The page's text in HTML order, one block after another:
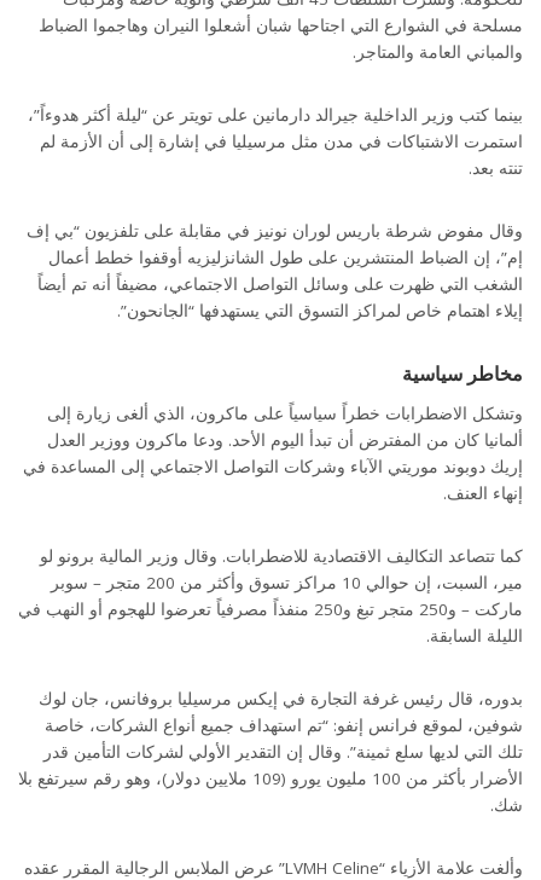
مسلحة في الشوارع التي اجتاحها شبان أشعلوا النيران وهاجموا الضباط
والمباني العامة والمتاجر.
بينما كتب وزير الداخلية جيرالد دارمانين على تويتر عن “ليلة أكثر هدوءاً”،
استمرت الاشتباكات في مدن مثل مرسيليا في إشارة إلى أن الأزمة لم
تنته بعد.
وقال مفوض شرطة باريس لوران نونيز في مقابلة على تلفزيون “بي إف
إم”، إن الضباط المنتشرين على طول الشانزليزيه أوقفوا خطط أعمال
الشغب التي ظهرت على وسائل التواصل الاجتماعي، مضيفاً أنه تم أيضاً
إيلاء اهتمام خاص لمراكز التسوق التي يستهدفها “الجانحون”.
مخاطر سياسية
وتشكل الاضطرابات خطراً سياسياً على ماكرون، الذي ألغى زيارة إلى
ألمانيا كان من المفترض أن تبدأ اليوم الأحد. ودعا ماكرون ووزير العدل
إريك دوبوند موريتي الآباء وشركات التواصل الاجتماعي إلى المساعدة في
إنهاء العنف.
كما تتصاعد التكاليف الاقتصادية للاضطرابات. وقال وزير المالية برونو لو
مير، السبت، إن حوالي 10 مراكز تسوق وأكثر من 200 متجر – سوبر
ماركت – و250 متجر تبغ و250 منفذاً مصرفياً تعرضوا للهجوم أو النهب في
الليلة السابقة.
بدوره، قال رئيس غرفة التجارة في إيكس مرسيليا بروفانس، جان لوك
شوفين، لموقع فرانس إنفو: “تم استهداف جميع أنواع الشركات، خاصة
تلك التي لديها سلع ثمينة”. وقال إن التقدير الأولي لشركات التأمين قدر
الأضرار بأكثر من 100 مليون يورو (109 ملايين دولار)، وهو رقم سيرتفع بلا
شك.
وألغت علامة الأزياء “LVMH Celine” عرض الملابس الرجالية المقرر عقده